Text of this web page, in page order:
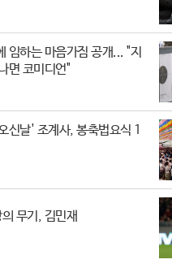
임하는 마음가짐 공개... "지
면 코미디언"
신날' 조계사, 봉축법요식 1
무기, 김민재